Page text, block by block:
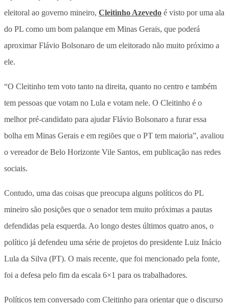
eleitoral ao governo mineiro, Cleitinho Azevedo é visto por uma ala
do PL como um bom palanque em Minas Gerais, que poderá
aproximar Flávio Bolsonaro de um eleitorado não muito próximo a
ele.
“O Cleitinho tem voto tanto na direita, quanto no centro e também
tem pessoas que votam no Lula e votam nele. O Cleitinho é o
melhor pré-candidato para ajudar Flávio Bolsonaro a furar essa
bolha em Minas Gerais e em regiões que o PT tem maioria”, avaliou
o vereador de Belo Horizonte Vile Santos, em publicação nas redes
sociais.
Contudo, uma das coisas que preocupa alguns políticos do PL
mineiro são posições que o senador tem muito próximas a pautas
defendidas pela esquerda. Ao longo destes últimos quatro anos, o
político já defendeu uma série de projetos do presidente Luiz Inácio
Lula da Silva (PT). O mais recente, que foi mencionado pela fonte,
foi a defesa pelo fim da escala 6×1 para os trabalhadores.
Políticos tem conversado com Cleitinho para orientar que o discurso